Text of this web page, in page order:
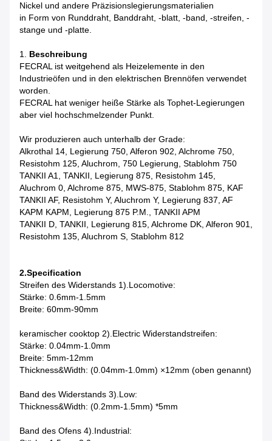
Nickel und andere Präzisionslegierungsmaterialien
in Form von Runddraht, Banddraht, -blatt, -band, -streifen, -
stange und -platte.
1. Beschreibung
FECRAL ist weitgehend als Heizelemente in den
Industrieöfen und in den elektrischen Brennöfen verwendet
worden.
FECRAL hat weniger heiße Stärke als Tophet-Legierungen
aber viel hochschmelzender Punkt.
Wir produzieren auch unterhalb der Grade:
Alkrothal 14, Legierung 750, Alferon 902, Alchrome 750,
Resistohm 125, Aluchrom, 750 Legierung, Stablohm 750
TANKII A1, TANKII, Legierung 875, Resistohm 145,
Aluchrom 0, Alchrome 875, MWS-875, Stablohm 875, KAF
TANKII AF, Resistohm Y, Aluchrom Y, Legierung 837, AF
KAPM KAPM, Legierung 875 P.M., TANKII APM
TANKII D, TANKII, Legierung 815, Alchrome DK, Alferon 901,
Resistohm 135, Aluchrom S, Stablohm 812
2.Specification
Streifen des Widerstands 1).Locomotive:
Stärke: 0.6mm-1.5mm
Breite: 60mm-90mm
keramischer cooktop 2).Electric Widerstandstreifen:
Stärke: 0.04mm-1.0mm
Breite: 5mm-12mm
Thickness&Width: (0.04mm-1.0mm) ×12mm (oben genannt)
Band des Widerstands 3).Low:
Thickness&Width: (0.2mm-1.5mm) *5mm
Band des Ofens 4).Industrial: